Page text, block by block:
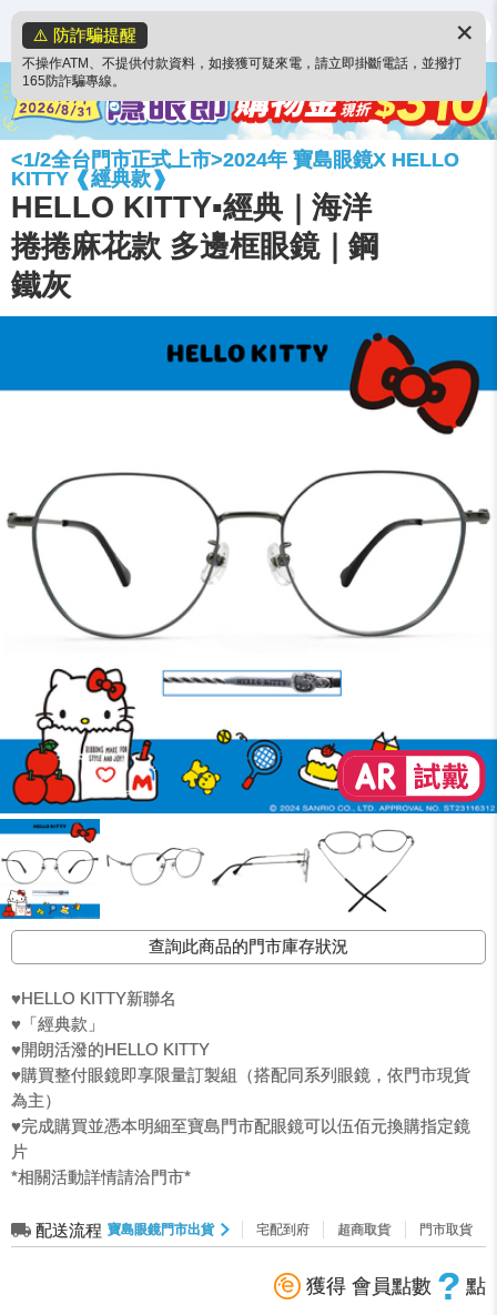
⚠️ 防詐騙提醒
不操作ATM、不提供付款資料，如接獲可疑來電，請立即掛斷電話，並撥打
165防詐騙專線。
✕
<1/2全台門市正式上市>2024年 寶島眼鏡X HELLO
KITTY ❰經典款❱
HELLO KITTY▪︎經典｜海洋
捲捲麻花款 多邊框眼鏡｜鋼
鐵灰
查詢此商品的門市庫存狀況
♥︎HELLO KITTY新聯名
♥︎「經典款」
♥︎開朗活潑的HELLO KITTY
♥︎購買整付眼鏡即享限量訂製組（搭配同系列眼鏡，依門市現貨
為主）
♥︎完成購買並憑本明細至寶島門市配眼鏡可以伍佰元換購指定鏡
片
*相關活動詳情請洽門市*
配送流程 寶島眼鏡門市出貨 宅配到府 超商取貨 門市取貨
獲得 會員點數 ? 點